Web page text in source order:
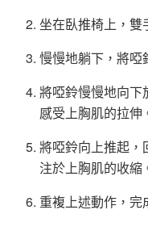
坐在臥推椅上，雙
慢慢地躺下，將啞
將啞鈴慢慢地向下
感受上胸肌的拉伸
將啞鈴向上推起，
注於上胸肌的收縮
重複上述動作，完